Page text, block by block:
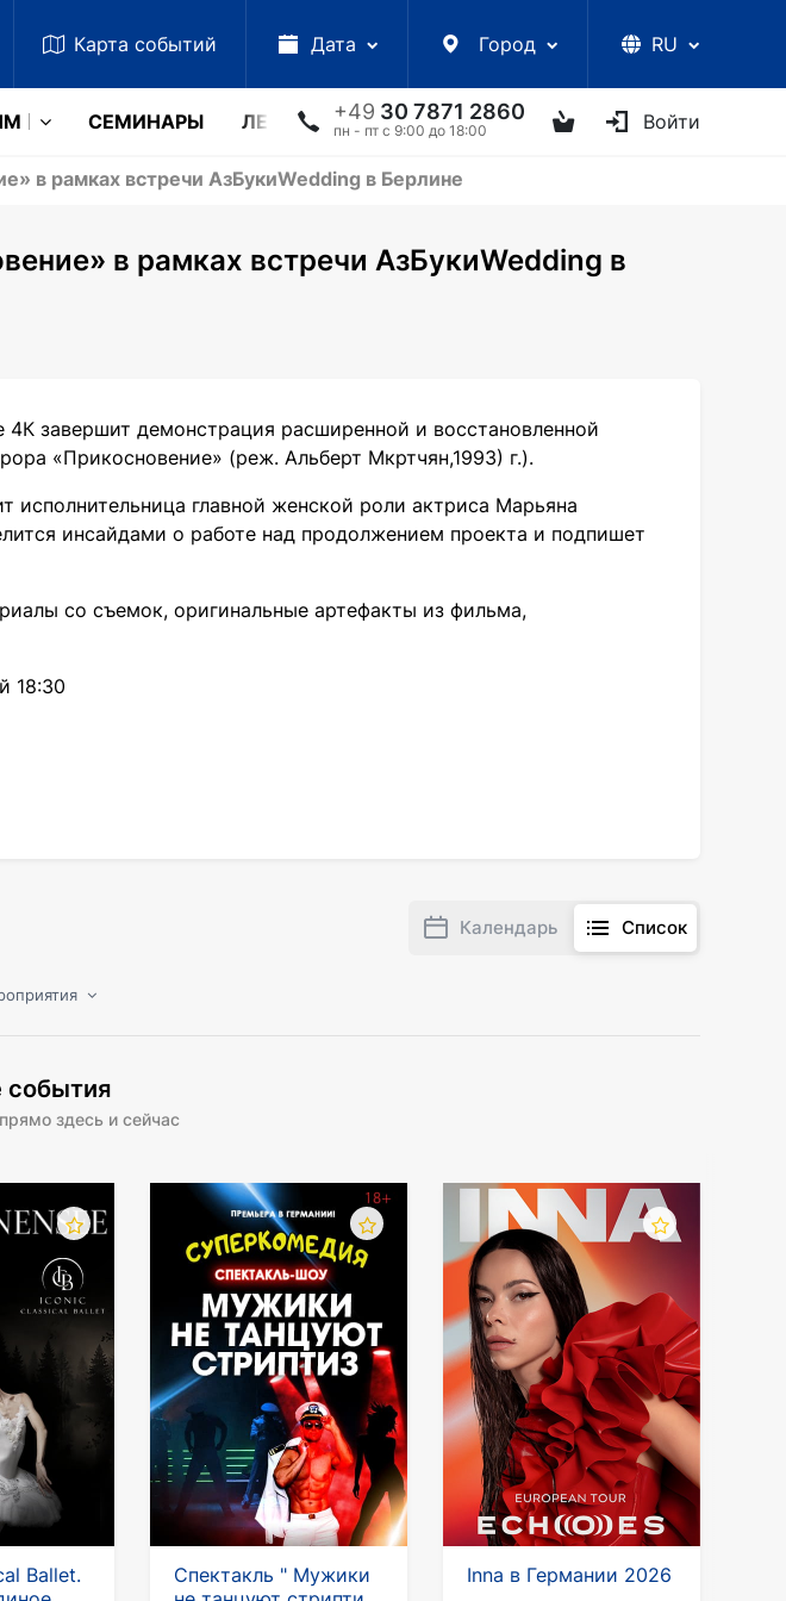
Карта событий Дата Город RU
+49 30 7871 2860
пн - пт с 9:00 до 18:00 Войти
CЕМИНАРЫ ЛЕКЦИИ УКРАИНСКИЕ АРТИСТЫ ДРУГОЕ
в рамках встречи АзБукиWedding в Берлине
в рамках встречи АзБукиWedding в
завершит демонстрация расширенной и восстановленной
«Прикосновение» (реж. Альберт Мкртчян,1993) г.).
исполнительница главной женской роли актриса Марьяна
инсайдами о работе над продолжением проекта и подпишет
со съемок, оригинальные артефакты из фильма,
18:30
Календарь Список
здесь и сейчас
Ballet.
Спектакль " Мужики
Inna в Германии 2026